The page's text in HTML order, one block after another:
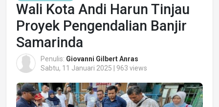
Wali Kota Andi Harun Tinjau
Proyek Pengendalian Banjir
Samarinda
Penulis: Giovanni Gilbert Anras
Sabtu, 11 Januari 2025 | 963 views